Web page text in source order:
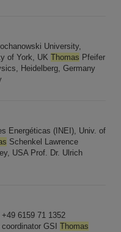
University,
of York, UK Thomas Pfeifer
Heidelberg, Germany
Energéticas (INEI), Univ. of
Schenkel Lawrence
USA Prof. Dr. Ulrich
6159 71 1352
GSI Thomas